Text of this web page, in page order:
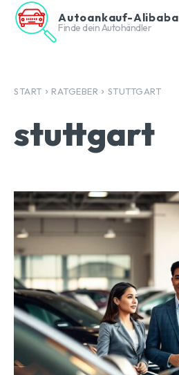
Autoankauf-Alibaba
Finde dein Autohändler
START RATGEBER STUTTGART
stuttgart